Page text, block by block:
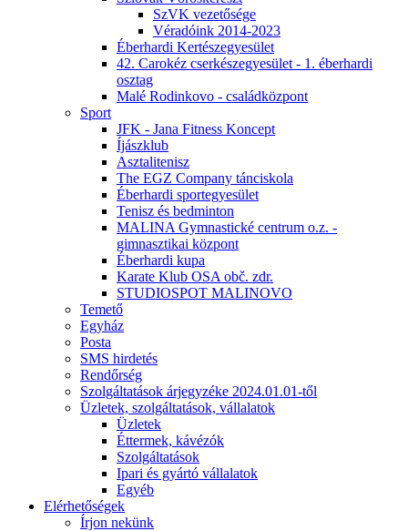
SzVK vezetősége
Véradóink 2014-2023
Éberhardi Kertészegyesület
42. Carokéz cserkészegyesület - 1. éberhardi
osztag
Malé Rodinkovo - családközpont
Sport
JFK - Jana Fitness Koncept
Íjászklub
Asztalitenisz
The EGZ Company tánciskola
Éberhardi sportegyesület
Tenisz és bedminton
MALINA Gymnastické centrum o.z. -
gimnasztikai központ
Éberhardi kupa
Karate Klub OSA obč. zdr.
STUDIOSPOT MALINOVO
Temető
Egyház
Posta
SMS hirdetés
Rendőrség
Szolgáltatások árjegyzéke 2024.01.01-től
Üzletek, szolgáltatások, vállalatok
Üzletek
Éttermek, kávézók
Szolgáltatások
Ipari és gyártó vállalatok
Egyéb
Elérhetőségek
Írjon nekünk